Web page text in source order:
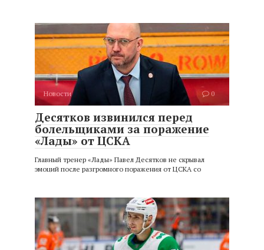
Новости 0
Десятков извинился перед
болельщиками за поражение
«Лады» от ЦСКА
Главный тренер «Лады» Павел Десятков не скрывал
эмоций после разгромного поражения от ЦСКА со